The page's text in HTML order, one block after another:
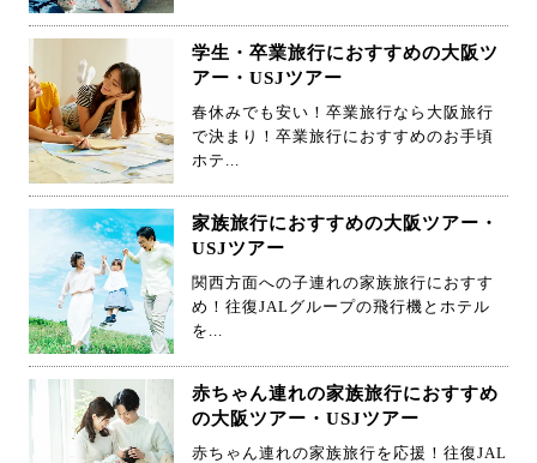
学生・卒業旅行におすすめの大阪ツ
アー・USJツアー
春休みでも安い！卒業旅行なら大阪旅行
で決まり！卒業旅行におすすめのお手頃
ホテ...
家族旅行におすすめの大阪ツアー・
USJツアー
関西方面への子連れの家族旅行におすす
め！往復JALグループの飛行機とホテル
を...
赤ちゃん連れの家族旅行におすすめ
の大阪ツアー・USJツアー
赤ちゃん連れの家族旅行を応援！往復JAL